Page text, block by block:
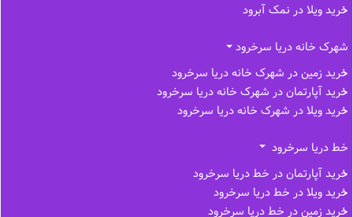
خرید ویلا در نمک آبرود
شهرک خانه دریا سرخرود
خرید زمین در شهرک خانه دریا سرخرود
خرید آپارتمان در شهرک خانه دریا سرخرود
خرید ویلا در شهرک خانه دریا سرخرود
خط دریا سرخرود
خرید آپارتمان در خط دریا سرخرود
خرید ویلا در خط دریا سرخرود
خرید زمین در خط دریا سرخرود